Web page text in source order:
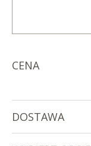
CENA
DOSTAWA